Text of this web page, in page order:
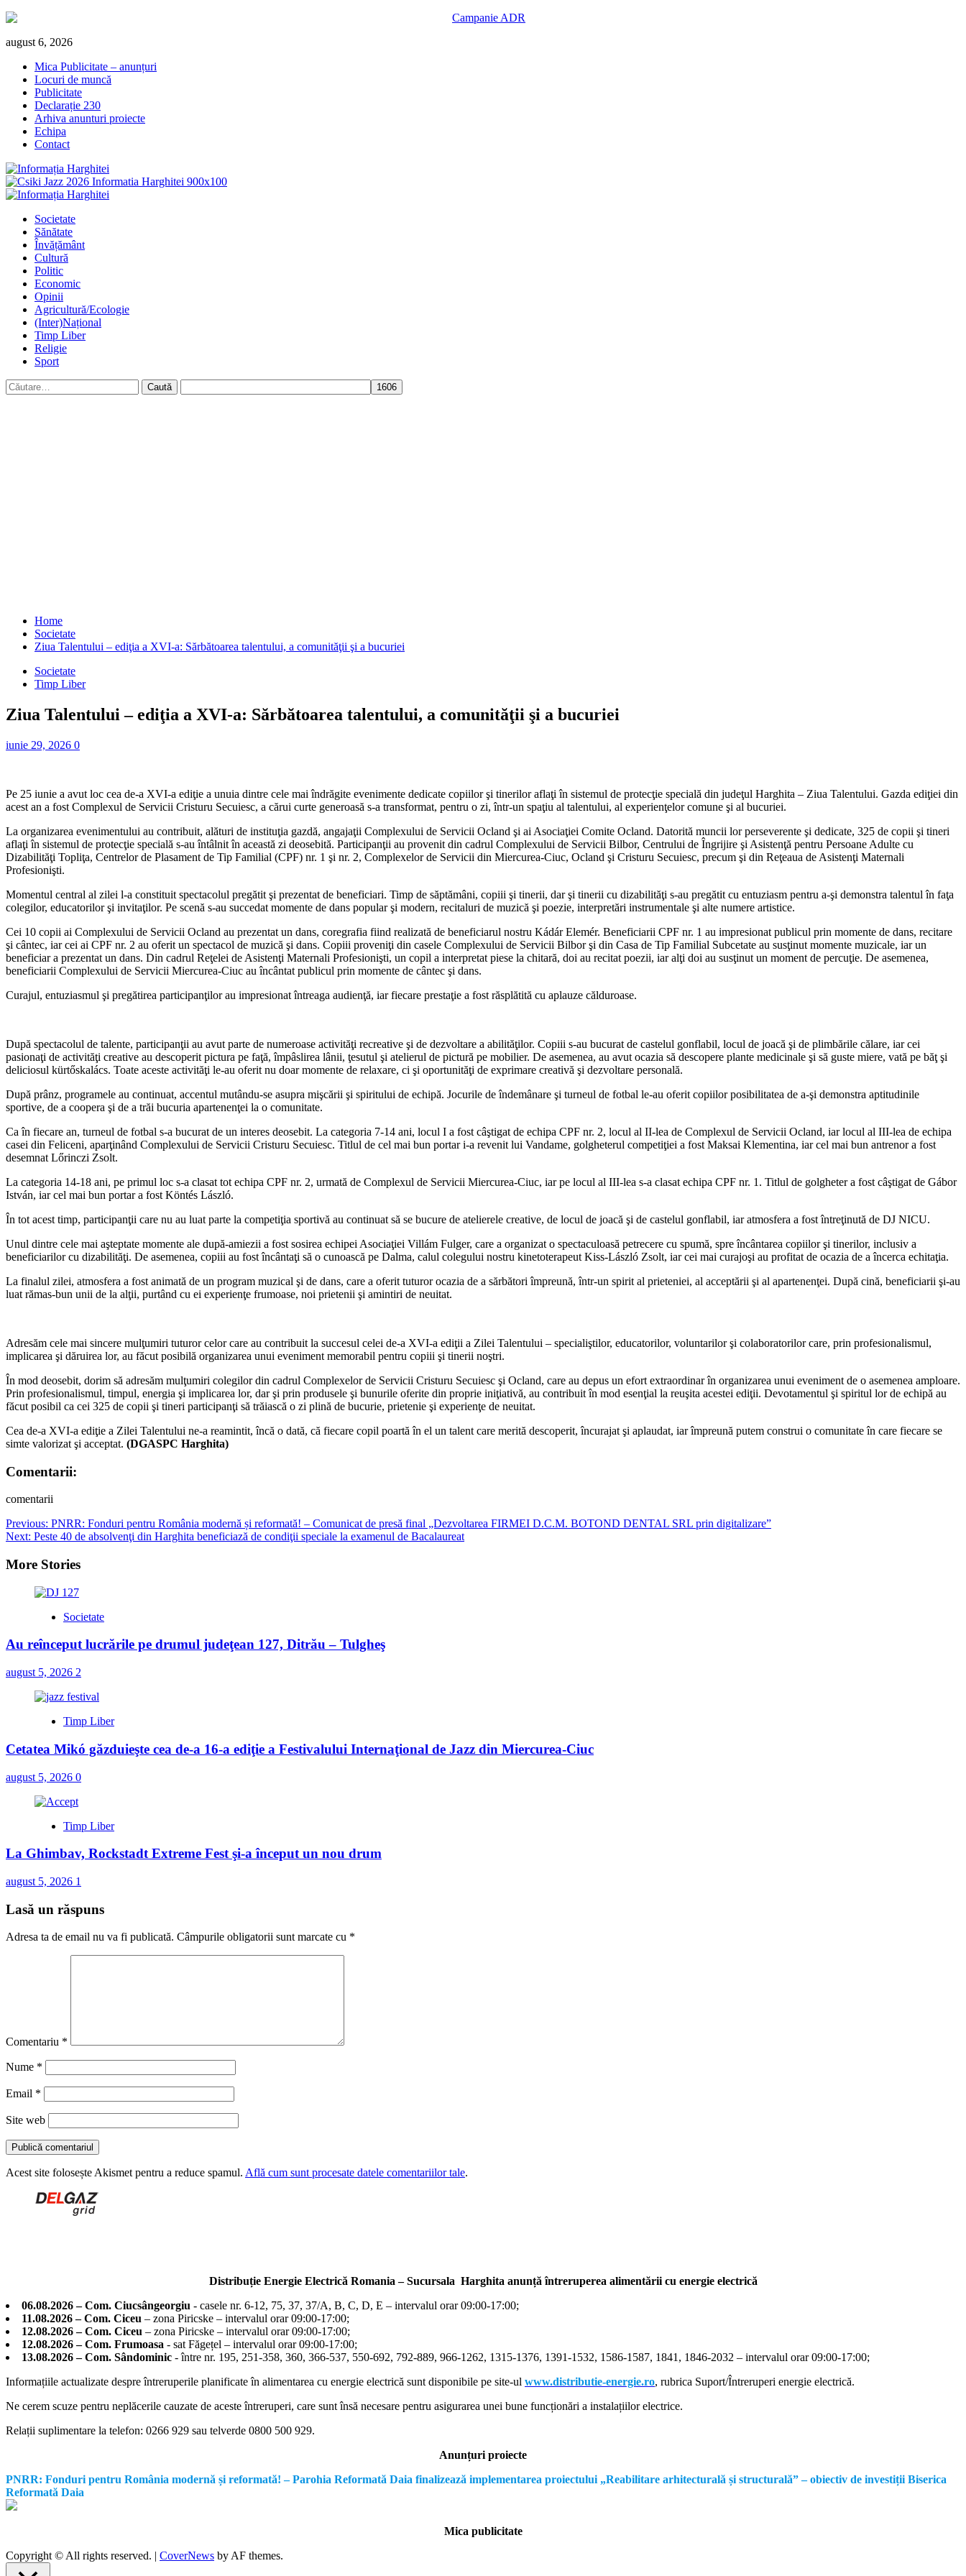
Skip
content
august 6, 2026
Mica Publicitate – anunțuri
Locuri de muncă
Publicitate
Declarație 230
Arhiva anunturi proiecte
Echipa
Contact
Primary
Societate
Sănătate
Învățământ
Cultură
Politic
Economic
Opinii
Agricultură/Ecologie
(Inter)Național
Timp Liber
Religie
Sport
Caută
după:
Home
Societate
Ziua Talentului – ediţia a XVI-a: Sărbătoarea talentului, a comunităţii şi a bucuriei
Societate
Timp Liber
Ziua Talentului – ediţia a XVI-a: Sărbătoarea talentului, a comunităţii şi a bucuriei
iunie 29, 2026 0
Pe 25 iunie a avut loc cea de-a XVI-a ediţie a unuia dintre cele mai îndrăgite evenimente dedicate copiilor şi tinerilor aflaţi în sistemul de protecţie specială din judeţul Harghita – Ziua Talentului. Gazda ediţiei din
acest an a fost Complexul de Servicii Cristuru Secuiesc, a cărui curte generoasă s-a transformat, pentru o zi, într-un spaţiu al talentului, al experienţelor comune şi al bucuriei.
La organizarea evenimentului au contribuit, alături de instituţia gazdă, angajaţii Complexului de Servicii Ocland şi ai Asociaţiei Comite Ocland. Datorită muncii lor perseverente şi dedicate, 325 de copii şi tineri
aflaţi în sistemul de protecţie specială s-au întâlnit în această zi deosebită. Participanţii au provenit din cadrul Complexului de Servicii Bilbor, Centrului de Îngrijire şi Asistenţă pentru Persoane Adulte cu
Dizabilităţi Topliţa, Centrelor de Plasament de Tip Familial (CPF) nr. 1 şi nr. 2, Complexelor de Servicii din Miercurea-Ciuc, Ocland şi Cristuru Secuiesc, precum şi din Reţeaua de Asistenţi Maternali
Profesionişti.
Momentul central al zilei l-a constituit spectacolul pregătit şi prezentat de beneficiari. Timp de săptămâni, copiii şi tinerii, dar şi tinerii cu dizabilităţi s-au pregătit cu entuziasm pentru a-şi demonstra talentul în faţa
colegilor, educatorilor şi invitaţilor. Pe scenă s-au succedat momente de dans popular şi modern, recitaluri de muzică şi poezie, interpretări instrumentale şi alte numere artistice.
Cei 10 copii ai Complexului de Servicii Ocland au prezentat un dans, coregrafia fiind realizată de beneficiarul nostru Kádár Elemér. Beneficiarii CPF nr. 1 au impresionat publicul prin momente de dans, recitare
şi cântec, iar cei ai CPF nr. 2 au oferit un spectacol de muzică şi dans. Copiii proveniţi din casele Complexului de Servicii Bilbor şi din Casa de Tip Familial Subcetate au susţinut momente muzicale, iar un
beneficiar a prezentat un dans. Din cadrul Reţelei de Asistenţi Maternali Profesionişti, un copil a interpretat piese la chitară, doi au recitat poezii, iar alţi doi au susţinut un moment de percuţie. De asemenea,
beneficiarii Complexului de Servicii Miercurea-Ciuc au încântat publicul prin momente de cântec şi dans.
Curajul, entuziasmul şi pregătirea participanţilor au impresionat întreaga audienţă, iar fiecare prestaţie a fost răsplătită cu aplauze călduroase.
După spectacolul de talente, participanţii au avut parte de numeroase activităţi recreative şi de dezvoltare a abilităţilor. Copiii s-au bucurat de castelul gonflabil, locul de joacă şi de plimbările călare, iar cei
pasionaţi de activităţi creative au descoperit pictura pe faţă, împâslirea lânii, ţesutul şi atelierul de pictură pe mobilier. De asemenea, au avut ocazia să descopere plante medicinale şi să guste miere, vată pe băţ şi
deliciosul kürtőskalács. Toate aceste activităţi le-au oferit nu doar momente de relaxare, ci şi oportunităţi de exprimare creativă şi dezvoltare personală.
După prânz, programele au continuat, accentul mutându-se asupra mişcării şi spiritului de echipă. Jocurile de îndemânare şi turneul de fotbal le-au oferit copiilor posibilitatea de a-şi demonstra aptitudinile
sportive, de a coopera şi de a trăi bucuria apartenenţei la o comunitate.
Ca în fiecare an, turneul de fotbal s-a bucurat de un interes deosebit. La categoria 7-14 ani, locul I a fost câştigat de echipa CPF nr. 2, locul al II-lea de Complexul de Servicii Ocland, iar locul al III-lea de echipa
casei din Feliceni, aparţinând Complexului de Servicii Cristuru Secuiesc. Titlul de cel mai bun portar i-a revenit lui Vandame, golgheterul competiţiei a fost Maksai Klementina, iar cel mai bun antrenor a fost
desemnat Lőrinczi Zsolt.
La categoria 14-18 ani, pe primul loc s-a clasat tot echipa CPF nr. 2, urmată de Complexul de Servicii Miercurea-Ciuc, iar pe locul al III-lea s-a clasat echipa CPF nr. 1. Titlul de golgheter a fost câştigat de Gábor
István, iar cel mai bun portar a fost Köntés László.
În tot acest timp, participanţii care nu au luat parte la competiţia sportivă au continuat să se bucure de atelierele creative, de locul de joacă şi de castelul gonflabil, iar atmosfera a fost întreţinută de DJ NICU.
Unul dintre cele mai aşteptate momente ale după-amiezii a fost sosirea echipei Asociaţiei Villám Fulger, care a organizat o spectaculoasă petrecere cu spumă, spre încântarea copiilor şi tinerilor, inclusiv a
beneficiarilor cu dizabilităţi. De asemenea, copiii au fost încântaţi să o cunoască pe Dalma, calul colegului nostru kinetoterapeut Kiss-László Zsolt, iar cei mai curajoşi au profitat de ocazia de a încerca echitaţia.
La finalul zilei, atmosfera a fost animată de un program muzical şi de dans, care a oferit tuturor ocazia de a sărbători împreună, într-un spirit al prieteniei, al acceptării şi al apartenenţei. După cină, beneficiarii şi-au
luat rămas-bun unii de la alţii, purtând cu ei experienţe frumoase, noi prietenii şi amintiri de neuitat.
Adresăm cele mai sincere mulţumiri tuturor celor care au contribuit la succesul celei de-a XVI-a ediţii a Zilei Talentului – specialiştilor, educatorilor, voluntarilor şi colaboratorilor care, prin profesionalismul,
implicarea şi dăruirea lor, au făcut posibilă organizarea unui eveniment memorabil pentru copiii şi tinerii noştri.
În mod deosebit, dorim să adresăm mulţumiri colegilor din cadrul Complexelor de Servicii Cristuru Secuiesc şi Ocland, care au depus un efort extraordinar în organizarea unui eveniment de o asemenea amploare.
Prin profesionalismul, timpul, energia şi implicarea lor, dar şi prin produsele şi bunurile oferite din proprie iniţiativă, au contribuit în mod esenţial la reuşita acestei ediţii. Devotamentul şi spiritul lor de echipă au
făcut posibil ca cei 325 de copii şi tineri participanţi să trăiască o zi plină de bucurie, prietenie şi experienţe de neuitat.
Cea de-a XVI-a ediţie a Zilei Talentului ne-a reamintit, încă o dată, că fiecare copil poartă în el un talent care merită descoperit, încurajat şi aplaudat, iar împreună putem construi o comunitate în care fiecare se
simte valorizat şi acceptat. (DGASPC Harghita)
Comentarii:
comentarii
Post
navigation
Previous: PNRR: Fonduri pentru România modernă și reformată! – Comunicat de presă final „Dezvoltarea FIRMEI D.C.M. BOTOND DENTAL SRL prin digitalizare”
Next: Peste 40 de absolvenţi din Harghita beneficiază de condiţii speciale la examenul de Bacalaureat
More Stories
Societate
Au reînceput lucrările pe drumul judeţean 127, Ditrău – Tulgheş
august 5, 2026 2
Timp Liber
Cetatea Mikó găzduieşte cea de-a 16-a ediţie a Festivalului Internaţional de Jazz din Miercurea-Ciuc
august 5, 2026 0
Timp Liber
La Ghimbav, Rockstadt Extreme Fest şi-a început un nou drum
august 5, 2026 1
Lasă un răspuns
Adresa ta de email nu va fi publicată. Câmpurile obligatorii sunt marcate cu *
Comentariu *
Nume *
Email *
Site web
Acest site folosește Akismet pentru a reduce spamul. Află cum sunt procesate datele comentariilor tale.
Distribuție Energie Electrică Romania – Sucursala Harghita anunță întreruperea alimentării cu energie electrică
06.08.2026 – Com. Ciucsângeorgiu - casele nr. 6-12, 75, 37, 37/A, B, C, D, E – intervalul orar 09:00-17:00;
11.08.2026 – Com. Ciceu – zona Piricske – intervalul orar 09:00-17:00;
12.08.2026 – Com. Ciceu – zona Piricske – intervalul orar 09:00-17:00;
12.08.2026 – Com. Frumoasa - sat Făgețel – intervalul orar 09:00-17:00;
13.08.2026 – Com. Sândominic - între nr. 195, 251-358, 360, 366-537, 550-692, 792-889, 966-1262, 1315-1376, 1391-1532, 1586-1587, 1841, 1846-2032 – intervalul orar 09:00-17:00;
Informațiile actualizate despre întreruperile planificate în alimentarea cu energie electrică sunt disponibile pe site-ul www.distributie-energie.ro, rubrica Suport/Întreruperi energie electrică.
Ne cerem scuze pentru neplăcerile cauzate de aceste întreruperi, care sunt însă necesare pentru asigurarea unei bune funcționări a instalațiilor electrice.
Relații suplimentare la telefon: 0266 929 sau telverde 0800 500 929.
Anunțuri proiecte
PNRR: Fonduri pentru România modernă și reformată! – Parohia Reformată Daia finalizează implementarea proiectului „Reabilitare arhitecturală și structurală” – obiectiv de investiții Biserica
Reformată Daia
Mica publicitate
Copyright © All rights reserved. | CoverNews by AF themes.